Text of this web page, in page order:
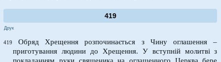
419
Друк
419 Обряд Хрещення розпочинається з Чину оглашення –
приготування людини до Хрещення. У вступній молитві з
покладанням руки священика на оглашенного Церква бере